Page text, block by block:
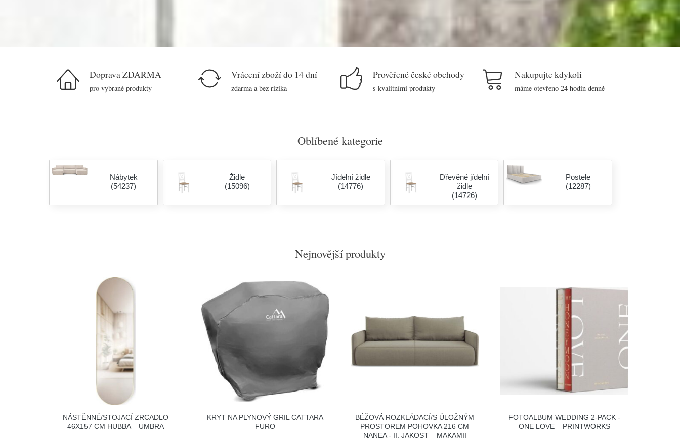
Doprava ZDARMA
pro vybrané produkty
Vrácení zboží do 14 dní
zdarma a bez rizika
Prověřené české obchody
s kvalitními produkty
Nakupujte kdykoli
máme otevřeno 24 hodin denně
Oblíbené kategorie
Nábytek
(54237)
Židle
(15096)
Jídelní židle
(14776)
Dřevěné jídelní
židle
(14726)
Postele
(12287)
Nejnovější produkty
NÁSTĚNNÉ/STOJACÍ ZRCADLO
46X157 CM HUBBA – UMBRA
KRYT NA PLYNOVÝ GRIL CATTARA
FURO
BÉŽOVÁ ROZKLÁDACÍ/S ÚLOŽNÝM
PROSTOREM POHOVKA 216 CM
NANEA - II. JAKOST – MAKAMII
FOTOALBUM WEDDING 2-PACK -
ONE LOVE – PRINTWORKS